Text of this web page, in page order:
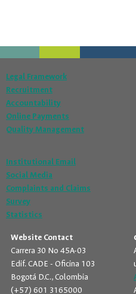
Legal Framework
Recruitment
Accountability
Online Payments
Quality Management
Institutional Email
Social Media
Complaints and Claims
Survey
Statistics
Website Contact
Carrera 30 No 45A-03
Edif. CADE - Oficina 103
Bogotá D.C., Colombia
(+57) 601 3165000